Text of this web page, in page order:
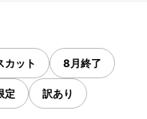
カット 8月終了
定 訳あり